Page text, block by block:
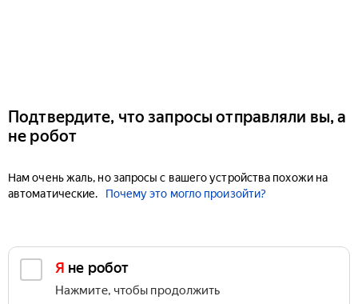
Подтвердите, что запросы отправляли вы, а
не робот
Нам очень жаль, но запросы с вашего устройства похожи на
автоматические.
Почему это могло произойти?
Я не робот
Нажмите, чтобы продолжить